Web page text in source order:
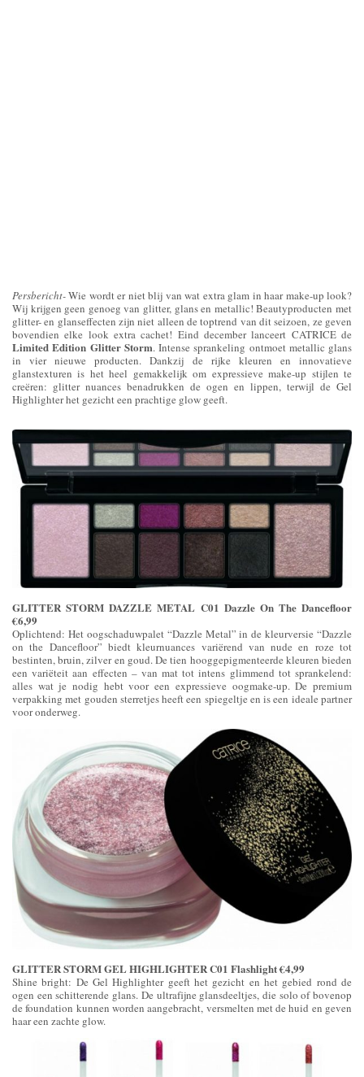
Persbericht-Wie wordt er niet blij van wat extra glam in haar make-up look?
Wij krijgen geen genoeg van glitter, glans en metallic! Beautyproducten met
glitter- en glanseffecten zijn niet alleen de toptrend van dit seizoen, ze geven
bovendien elke look extra cachet! Eind december lanceert CATRICE de
Limited Edition Glitter Storm. Intense sprankeling ontmoet metallic glans
in vier nieuwe producten. Dankzij de rijke kleuren en innovatieve
glanstexturen is het heel gemakkelijk om expressieve make-up stijlen te
creëren: glitter nuances benadrukken de ogen en lippen, terwijl de Gel
Highlighter het gezicht een prachtige glow geeft.
GLITTER STORM DAZZLE METAL C01 Dazzle On The Dancefloor
€6,99
Oplichtend: Het oogschaduwpalet “Dazzle Metal” in de kleurversie “Dazzle
on the Dancefloor” biedt kleurnuances variërend van nude en roze tot
bestinten, bruin, zilver en goud. De tien hooggepigmenteerde kleuren bieden
een variëteit aan effecten – van mat tot intens glimmend tot sprankelend:
alles wat je nodig hebt voor een expressieve oogmake-up. De premium
verpakking met gouden sterretjes heeft een spiegeltje en is een ideale partner
voor onderweg.
GLITTER STORM GEL HIGHLIGHTER C01 Flashlight €4,99
Shine bright: De Gel Highlighter geeft het gezicht en het gebied rond de
ogen een schitterende glans. De ultrafijne glansdeeltjes, die solo of bovenop
de foundation kunnen worden aangebracht, versmelten met de huid en geven
haar een zachte glow.